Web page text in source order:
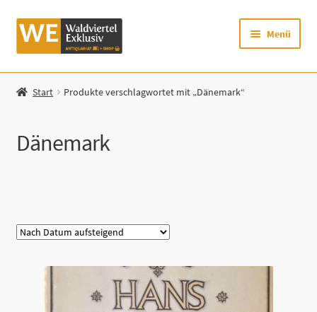
Zur
Navigation
Zum
Inhalt
Menü
Startseite
Mein Konto
Zur Waldviertel Exklusiv-Website
Start Produkte verschlagwortet mit „Dänemark“
Dänemark